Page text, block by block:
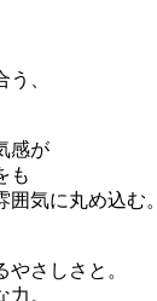
、
感が
も
気に丸め込む。
さしさと。
。